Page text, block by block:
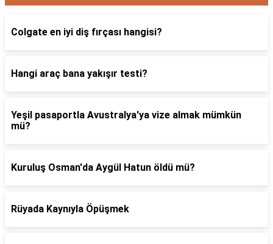
Colgate en iyi diş fırçası hangisi?
Hangi araç bana yakışır testi?
Yeşil pasaportla Avustralya'ya vize almak mümkün
mü?
Kuruluş Osman'da Aygül Hatun öldü mü?
Rüyada Kaynıyla Öpüşmek